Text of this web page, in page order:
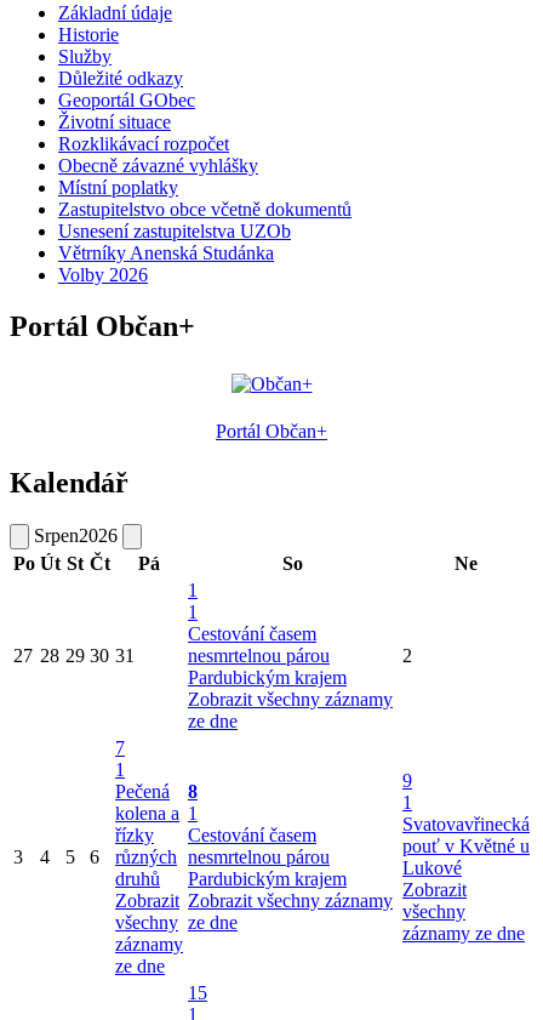
Základní údaje
Historie
Služby
Důležité odkazy
Geoportál GObec
Životní situace
Rozklikávací rozpočet
Obecně závazné vyhlášky
Místní poplatky
Zastupitelstvo obce včetně dokumentů
Usnesení zastupitelstva UZOb
Větrníky Anenská Studánka
Volby 2026
Portál Občan+
Portál Občan+
Kalendář
Srpen2026
Po Út St Čt Pá So Ne
27 28 29 30 31
1
1
Cestování časem
nesmrtelnou párou
Pardubickým krajem
Zobrazit všechny záznamy
ze dne
2
3 4 5 6
7
1
Pečená
kolena a
řízky
různých
druhů
Zobrazit
všechny
záznamy
ze dne
8
1
Cestování časem
nesmrtelnou párou
Pardubickým krajem
Zobrazit všechny záznamy
ze dne
9
1
Svatovavřinecká
pouť v Květné u
Lukové
Zobrazit
všechny
záznamy ze dne
15
1